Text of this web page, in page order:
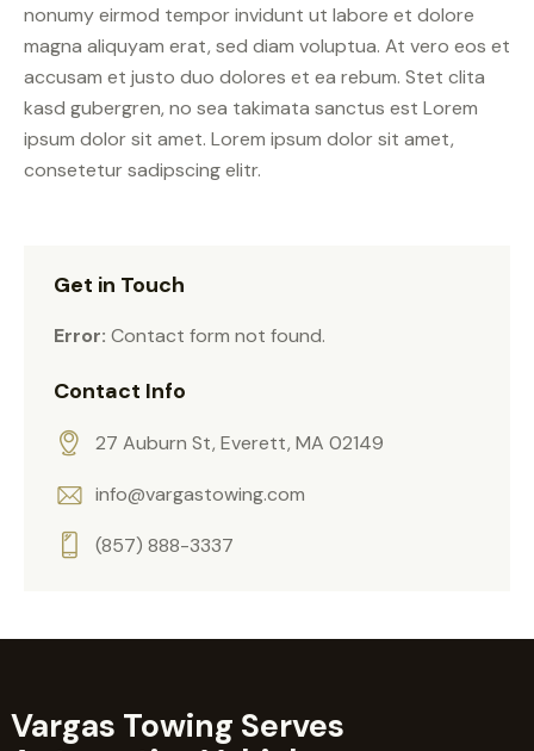
nonumy eirmod tempor invidunt ut labore et dolore
magna aliquyam erat, sed diam voluptua. At vero eos et
accusam et justo duo dolores et ea rebum. Stet clita
kasd gubergren, no sea takimata sanctus est Lorem
ipsum dolor sit amet. Lorem ipsum dolor sit amet,
consetetur sadipscing elitr.
Get in Touch
Error: Contact form not found.
Contact Info
27 Auburn St, Everett, MA 02149
info@vargastowing.com
(857) 888-3337
Vargas Towing Serves